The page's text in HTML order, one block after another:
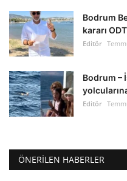
Bodrum
kararı
Editör
Bodrum –
Editör
ÖNERILEN HABERLER